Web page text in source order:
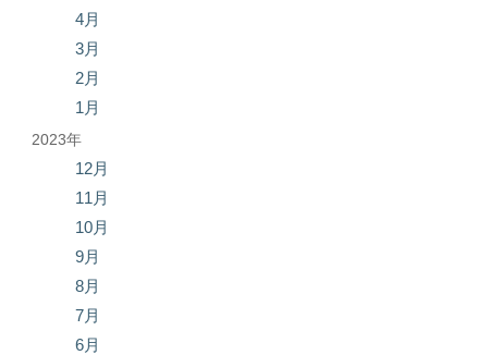
4月
3月
2月
1月
2023年
12月
11月
10月
9月
8月
7月
6月